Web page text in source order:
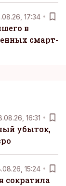
17:34
в
смарт-
16:31
убыток,
15:24
сократила